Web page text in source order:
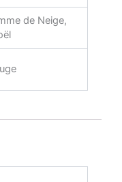
de Neige,